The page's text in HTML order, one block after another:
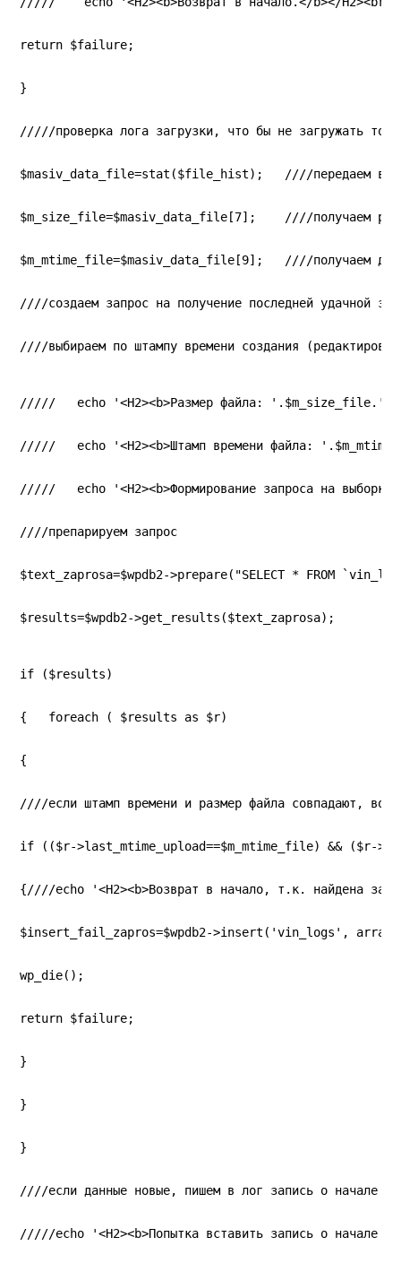
return $failure;
}
/////проверка лога загрузки, что бы не загружать
$masiv_data_file=stat($file_hist);   ////передаем в
$m_size_file=$masiv_data_file[7];    ////получаем
$m_mtime_file=$masiv_data_file[9];   ////получаем дату
////создаем запрос на получение последней удачной
////выбираем по штампу времени создания
/////   echo '<H2><b>Размер файла: '.$m_size_file.'</
/////   echo '<H2><b>Штамп времени файла:
/////   echo '<H2><b>Формирование запроса на
////препарируем запрос
$text_zaprosa=$wpdb2->prepare("SELECT * FROM
$results=$wpdb2->get_results($text_zaprosa);
if ($results)
{   foreach ( $results as $r)
{
////если штамп времени и размер файла совпадают,
if (($r->last_mtime_upload==$m_mtime_file) && ($r-
{////echo '<H2><b>Возврат в начало, т.к. найдена
$insert_fail_zapros=$wpdb2->insert('vin_logs',
wp_die();
return $failure;
}
}
}
////если данные новые, пишем в лог запись о начале
/////echo '<H2><b>Попытка вставить запись о начале